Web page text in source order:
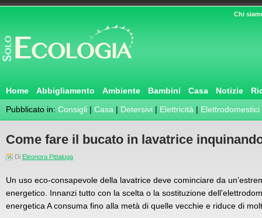
Chi
Home Abbigliamento Ambiente Bambini Casa Notizie
Pubblicato in: Consigli | Casa | Detersivi | Elettricità | Elettrodomestici
Come fare il bucato in lavatrice
Di Eleonora Pittaluga
Un uso eco-consapevole della lavatrice deve cominciare da
energetico. Innanzi tutto con la scelta o la sostituzione
energetica A consuma fino alla metà di quelle vecchie e riduce di